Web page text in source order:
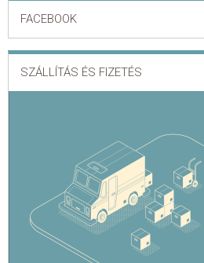
FACEBOOK
SZÁLLÍTÁS ÉS FIZETÉS